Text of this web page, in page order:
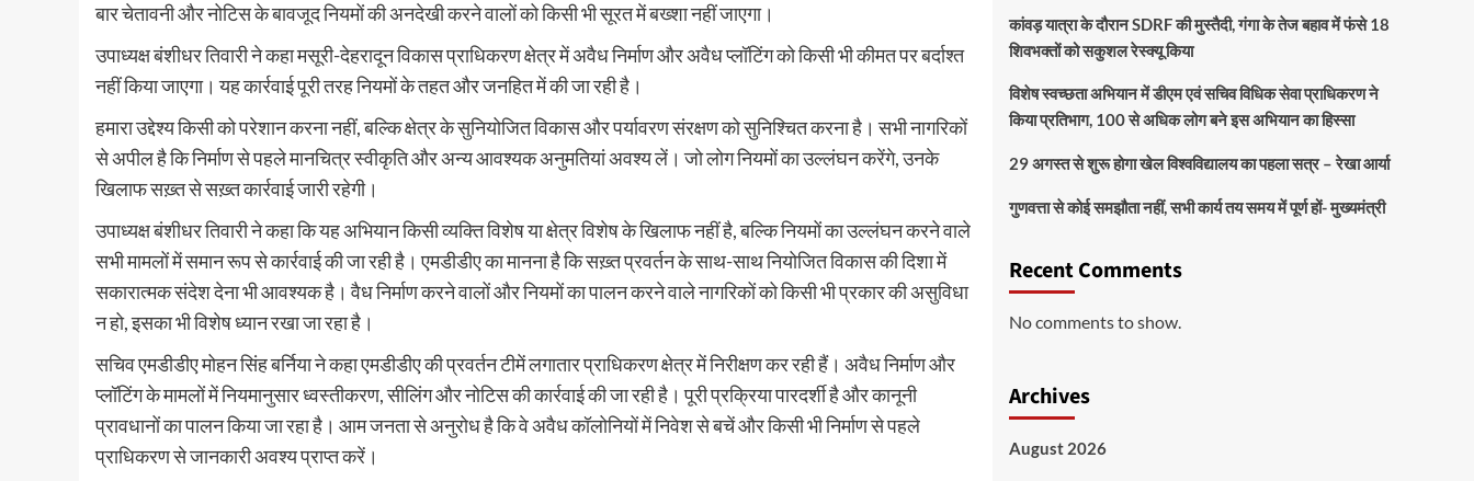
बार चेतावनी और नोटिस के बावजूद नियमों की अनदेखी करने वालों को किसी भी सूरत में बख्शा नहीं जाएगा।
उपाध्यक्ष बंशीधर तिवारी ने कहा मसूरी-देहरादून विकास प्राधिकरण क्षेत्र में अवैध निर्माण और अवैध प्लॉटिंग को किसी भी कीमत पर बर्दाश्त
नहीं किया जाएगा। यह कार्रवाई पूरी तरह नियमों के तहत और जनहित में की जा रही है।
हमारा उद्देश्य किसी को परेशान करना नहीं, बल्कि क्षेत्र के सुनियोजित विकास और पर्यावरण संरक्षण को सुनिश्चित करना है। सभी नागरिकों
से अपील है कि निर्माण से पहले मानचित्र स्वीकृति और अन्य आवश्यक अनुमतियां अवश्य लें। जो लोग नियमों का उल्लंघन करेंगे, उनके
खिलाफ सख़्त से सख़्त कार्रवाई जारी रहेगी।
उपाध्यक्ष बंशीधर तिवारी ने कहा कि यह अभियान किसी व्यक्ति विशेष या क्षेत्र विशेष के खिलाफ नहीं है, बल्कि नियमों का उल्लंघन करने वाले
सभी मामलों में समान रूप से कार्रवाई की जा रही है। एमडीडीए का मानना है कि सख़्त प्रवर्तन के साथ-साथ नियोजित विकास की दिशा में
सकारात्मक संदेश देना भी आवश्यक है। वैध निर्माण करने वालों और नियमों का पालन करने वाले नागरिकों को किसी भी प्रकार की असुविधा
न हो, इसका भी विशेष ध्यान रखा जा रहा है।
सचिव एमडीडीए मोहन सिंह बर्निया ने कहा एमडीडीए की प्रवर्तन टीमें लगातार प्राधिकरण क्षेत्र में निरीक्षण कर रही हैं। अवैध निर्माण और
प्लॉटिंग के मामलों में नियमानुसार ध्वस्तीकरण, सीलिंग और नोटिस की कार्रवाई की जा रही है। पूरी प्रक्रिया पारदर्शी है और कानूनी
प्रावधानों का पालन किया जा रहा है। आम जनता से अनुरोध है कि वे अवैध कॉलोनियों में निवेश से बचें और किसी भी निर्माण से पहले
प्राधिकरण से जानकारी अवश्य प्राप्त करें।
कांवड़ यात्रा के दौरान SDRF की मुस्तैदी, गंगा के तेज बहाव में फंसे 18
शिवभक्तों को सकुशल रेस्क्यू किया
विशेष स्वच्छता अभियान में डीएम एवं सचिव विधिक सेवा प्राधिकरण ने
किया प्रतिभाग, 100 से अधिक लोग बने इस अभियान का हिस्सा
29 अगस्त से शुरू होगा खेल विश्वविद्यालय का पहला सत्र – रेखा आर्या
गुणवत्ता से कोई समझौता नहीं, सभी कार्य तय समय में पूर्ण हों- मुख्यमंत्री
Recent Comments
No comments to show.
Archives
August 2026